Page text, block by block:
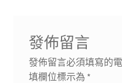
發佈留言
發佈留言必須填寫的
填欄位標示為 *